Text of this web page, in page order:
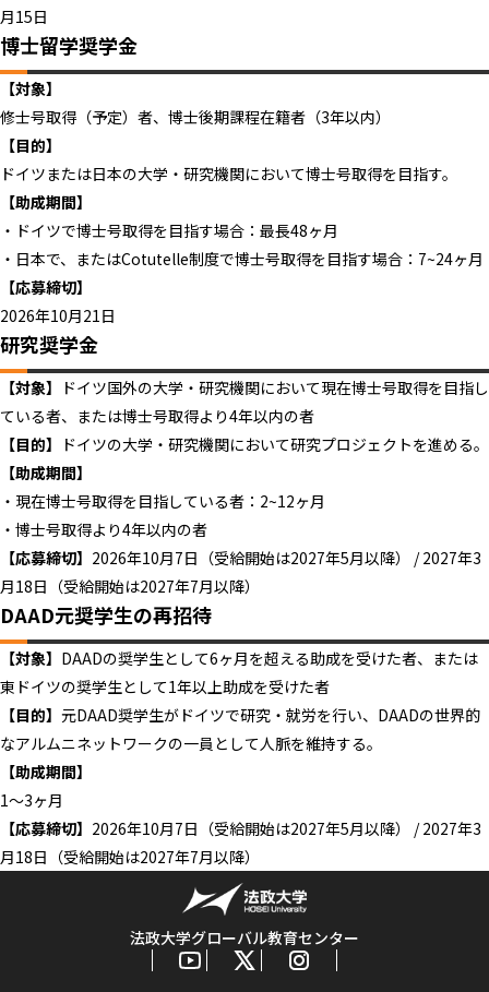
月15日
博士留学奨学金
【対象】
修士号取得（予定）者、博士後期課程在籍者（3年以内）
【目的】
ドイツまたは日本の大学・研究機関において博士号取得を目指す。
【助成期間】
・ドイツで博士号取得を目指す場合：最長48ヶ月
・日本で、またはCotutelle制度で博士号取得を目指す場合：7~24ヶ月
【応募締切】
2026年10月21日
研究奨学金
【対象】
ドイツ国外の大学・研究機関において現在博士号取得を目指し
ている者、または博士号取得より4年以内の者
【目的】
ドイツの大学・研究機関において研究プロジェクトを進める。
【助成期間】
・現在博士号取得を目指している者：2~12ヶ月
・博士号取得より4年以内の者
【応募締切】 2026年10月7日（受給開始は2027年5月以降） / 2027年3
月18日（受給開始は2027年7月以降）
DAAD元奨学生の再招待
【対象】 DAADの奨学生として6ヶ月を超える助成を受けた者、または
東ドイツの奨学生として1年以上助成を受けた者
【目的】 元DAAD奨学生がドイツで研究・就労を行い、DAADの世界的
なアルムニネットワークの一員として人脈を維持する。
【助成期間】
1～3ヶ月
【応募締切】 2026年10月7日（受給開始は2027年5月以降） / 2027年3
月18日（受給開始は2027年7月以降）
法政大学グローバル教育センター